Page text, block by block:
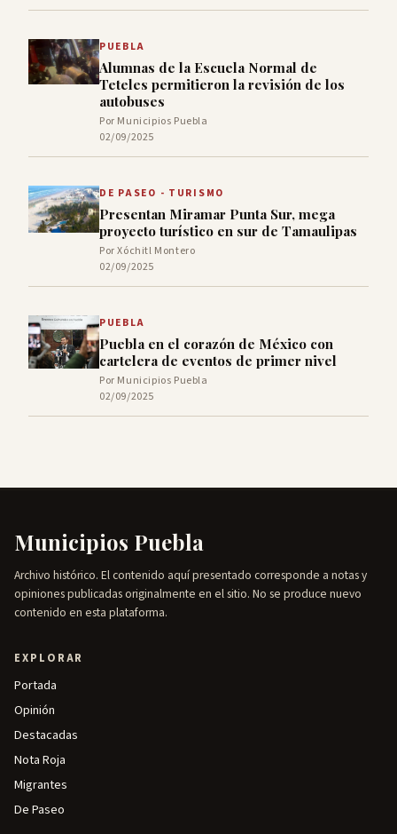
PUEBLA
Alumnas de la Escuela Normal de
Teteles permitieron la revisión de los
autobuses
Por Municipios Puebla
02/09/2025
DE PASEO - TURISMO
Presentan Miramar Punta Sur, mega
proyecto turístico en sur de Tamaulipas
Por Xóchitl Montero
02/09/2025
PUEBLA
Puebla en el corazón de México con
cartelera de eventos de primer nivel
Por Municipios Puebla
02/09/2025
Municipios Puebla
Archivo histórico. El contenido aquí presentado corresponde a notas y
opiniones publicadas originalmente en el sitio. No se produce nuevo
contenido en esta plataforma.
EXPLORAR
Portada
Opinión
Destacadas
Nota Roja
Migrantes
De Paseo